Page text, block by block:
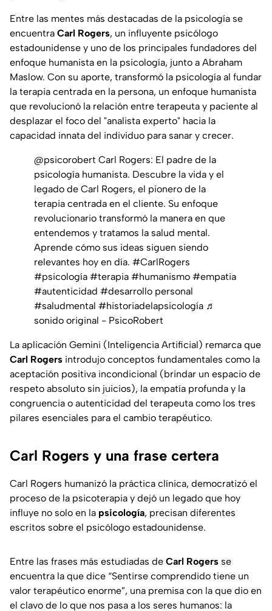
Entre las mentes más destacadas de la psicología se
encuentra Carl Rogers, un influyente psicólogo
estadounidense y uno de los principales fundadores del
enfoque humanista en la psicología, junto a Abraham
Maslow. Con su aporte, transformó la psicología al fundar
la terapia centrada en la persona, un enfoque humanista
que revolucionó la relación entre terapeuta y paciente al
desplazar el foco del "analista experto" hacia la
capacidad innata del individuo para sanar y crecer.
@psicorobert Carl Rogers: El padre de la
psicología humanista. Descubre la vida y el
legado de Carl Rogers, el pionero de la
terapia centrada en el cliente. Su enfoque
revolucionario transformó la manera en que
entendemos y tratamos la salud mental.
Aprende cómo sus ideas siguen siendo
relevantes hoy en día. #CarlRogers
#psicología #terapia #humanismo #empatia
#autenticidad #desarrollo personal
#saludmental #historiadelapsicología ♬
sonido original - PsicoRobert
La aplicación Gemini (Inteligencia Artificial) remarca que
Carl Rogers introdujo conceptos fundamentales como la
aceptación positiva incondicional (brindar un espacio de
respeto absoluto sin juicios), la empatía profunda y la
congruencia o autenticidad del terapeuta como los tres
pilares esenciales para el cambio terapéutico.
Carl Rogers y una frase certera
Carl Rogers humanizó la práctica clínica, democratizó el
proceso de la psicoterapia y dejó un legado que hoy
influye no solo en la psicología, precisan diferentes
escritos sobre el psicólogo estadounidense.
Entre las frases más estudiadas de Carl Rogers se
encuentra la que dice “Sentirse comprendido tiene un
valor terapéutico enorme”, una premisa con la que dio en
el clavo de lo que nos pasa a los seres humanos: la